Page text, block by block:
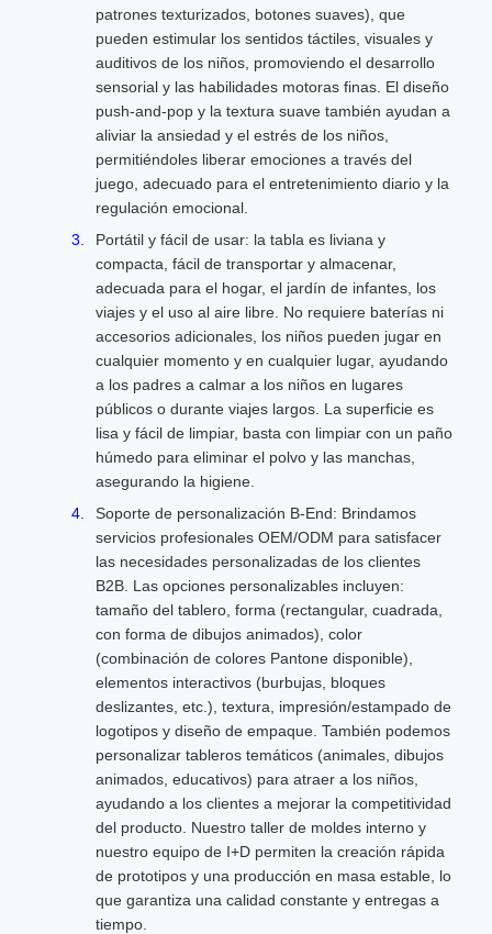
patrones texturizados, botones suaves), que
pueden estimular los sentidos táctiles, visuales y
auditivos de los niños, promoviendo el desarrollo
sensorial y las habilidades motoras finas. El diseño
push-and-pop y la textura suave también ayudan a
aliviar la ansiedad y el estrés de los niños,
permitiéndoles liberar emociones a través del
juego, adecuado para el entretenimiento diario y la
regulación emocional.
Portátil y fácil de usar: la tabla es liviana y
compacta, fácil de transportar y almacenar,
adecuada para el hogar, el jardín de infantes, los
viajes y el uso al aire libre. No requiere baterías ni
accesorios adicionales, los niños pueden jugar en
cualquier momento y en cualquier lugar, ayudando
a los padres a calmar a los niños en lugares
públicos o durante viajes largos. La superficie es
lisa y fácil de limpiar, basta con limpiar con un paño
húmedo para eliminar el polvo y las manchas,
asegurando la higiene.
Soporte de personalización B-End: Brindamos
servicios profesionales OEM/ODM para satisfacer
las necesidades personalizadas de los clientes
B2B. Las opciones personalizables incluyen:
tamaño del tablero, forma (rectangular, cuadrada,
con forma de dibujos animados), color
(combinación de colores Pantone disponible),
elementos interactivos (burbujas, bloques
deslizantes, etc.), textura, impresión/estampado de
logotipos y diseño de empaque. También podemos
personalizar tableros temáticos (animales, dibujos
animados, educativos) para atraer a los niños,
ayudando a los clientes a mejorar la competitividad
del producto. Nuestro taller de moldes interno y
nuestro equipo de I+D permiten la creación rápida
de prototipos y una producción en masa estable, lo
que garantiza una calidad constante y entregas a
tiempo.